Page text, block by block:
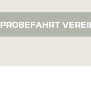
PROBEFAHRT